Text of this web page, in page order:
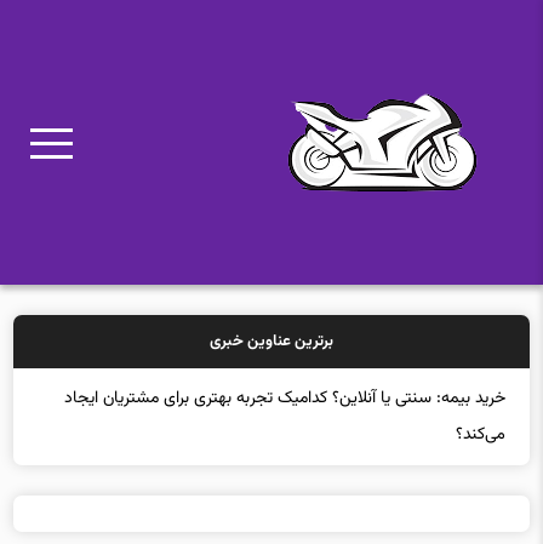
برترین عناوین خبری
خرید بیمه: سنتی یا آنلاین؟ کدامیک تجربه بهتری برای مشتریان ایجاد
می‌کند؟